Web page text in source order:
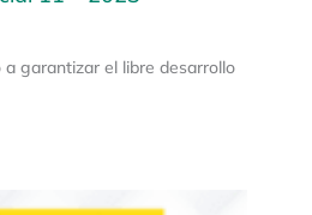
a garantizar el libre desarrollo